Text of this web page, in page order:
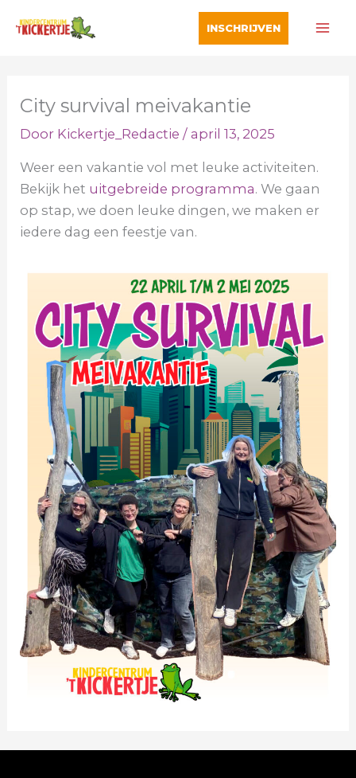
naar
INSCHRIJVEN
City survival meivakantie
Door Kickertje_Redactie/april 13, 2025
Weer een vakantie vol met leuke activiteiten.
Bekijk het uitgebreide programma. We gaan
op stap, we doen leuke dingen, we maken er
iedere dag een feestje van.